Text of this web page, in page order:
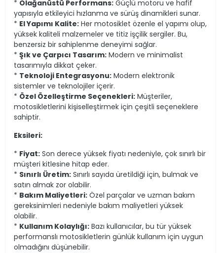
* Olağanüstü Performans: Güçlü motoru ve hafif
yapısıyla etkileyici hızlanma ve sürüş dinamikleri sunar.
* El Yapımı Kalite: Her motosiklet özenle el yapımı olup,
yüksek kaliteli malzemeler ve titiz işçilik sergiler. Bu,
benzersiz bir sahiplenme deneyimi sağlar.
* Şık ve Çarpıcı Tasarım: Modern ve minimalist
tasarımıyla dikkat çeker.
* Teknoloji Entegrasyonu: Modern elektronik
sistemler ve teknolojiler içerir.
* Özel Özelleştirme Seçenekleri: Müşteriler,
motosikletlerini kişiselleştirmek için çeşitli seçeneklere
sahiptir.
Eksileri:
* Fiyat: Son derece yüksek fiyatı nedeniyle, çok sınırlı bir
müşteri kitlesine hitap eder.
* Sınırlı Üretim: Sınırlı sayıda üretildiği için, bulmak ve
satın almak zor olabilir.
* Bakım Maliyetleri: Özel parçalar ve uzman bakım
gereksinimleri nedeniyle bakım maliyetleri yüksek
olabilir.
* Kullanım Kolaylığı: Bazı kullanıcılar, bu tür yüksek
performanslı motosikletlerin günlük kullanım için uygun
olmadığını düşünebilir.